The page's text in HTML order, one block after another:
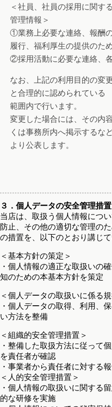
＜社員、社員の採用に関す
管理情報＞
①業務上必要な連絡、報酬
履行、福利厚生の提供のた
②採用活動に必要な連絡、
なお、上記の利用目的の変
と合理的に認められている
範囲内で行います。
変更した場合には、その内
くは事務所内へ掲示するな
より公表します。
３．個人データの安全管理措置
当店は、取扱う個人情報につ
防止、その他の適切な管理の
の措置を、以下のとおり講じて
＜基本方針の策定＞
・個人情報の適正な取扱いの
知のための本基本方針を策定
＜個人データの取扱いに係る
・個人データの取得、利用、
い方法を整備
＜組織的安全管理措置＞
・整備した取扱方法に従って
を責任者が確認
・事業者から責任者に対する
＜人的安全管理措置＞
・個人情報の取扱いに関する
的な研修を実施